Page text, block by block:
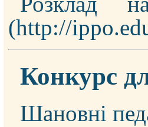
Конкурс
Шановні